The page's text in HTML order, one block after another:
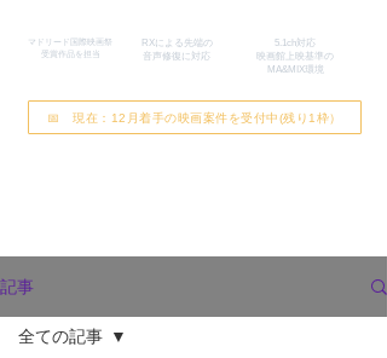
マドリード国際映画祭
​受賞作品を担当
RXによる先端の
​音声修復に対応
5.1ch対応
映画館上映基準の
MA&MIX環境
📅 現在：12月着手の映画案件を受付中(残り1枠）
記事
全ての記事